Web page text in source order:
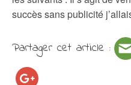
succès sans publicité
Partager cet article :